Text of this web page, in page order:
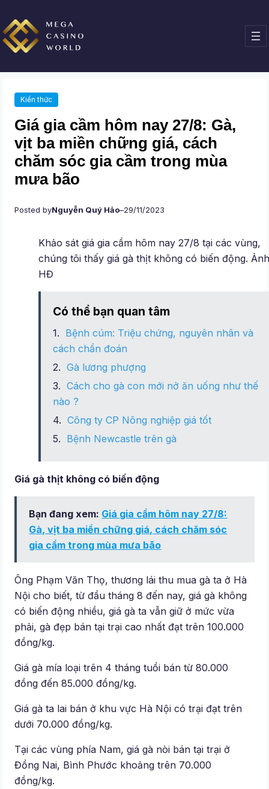
đến
phần
nội
dung
Kiến thức
Giá gia cầm hôm nay 27/8: Gà,
vịt ba miền chững giá, cách
chăm sóc gia cầm trong mùa
mưa bão
Posted byNguyễn Quý Hảo–29/11/2023
Khảo sát giá gia cầm hôm nay 27/8 tại các vùng,
chúng tôi thấy giá gà thịt không có biến động.
HĐ
Có thể bạn quan tâm
Bệnh cúm: Triệu chứng, nguyên nhân và
cách chẩn đoán
Gà lương phượng
Cách cho gà con mới nở ăn uống như thế
nào ?
Công ty CP Nông nghiệp giá tốt
Bệnh Newcastle trên gà
Giá gà thịt không có biến động
Bạn đang xem: Giá gia cầm hôm nay 27/8:
Gà, vịt ba miền chững giá, cách chăm sóc
gia cầm trong mùa mưa bão
Ông Phạm Văn Thọ, thương lái thu mua gà ta ở Hà
Nội cho biết, từ đầu tháng 8 đến nay, giá gà không
có biến động nhiều, giá gà ta vẫn giữ ở mức vừa
phải, gà đẹp bán tại trại cao nhất đạt trên 100.000
đồng/kg.
Giá gà mía loại trên 4 tháng tuổi bán từ 80.000
đồng đến 85.000 đồng/kg.
Giá gà ta lai bán ở khu vực Hà Nội có trại đạt trên
dưới 70.000 đồng/kg.
Tại các vùng phía Nam, giá gà nòi bán tại trại ở
Đồng Nai, Bình Phước khoảng trên 70.000
đồng/kg.